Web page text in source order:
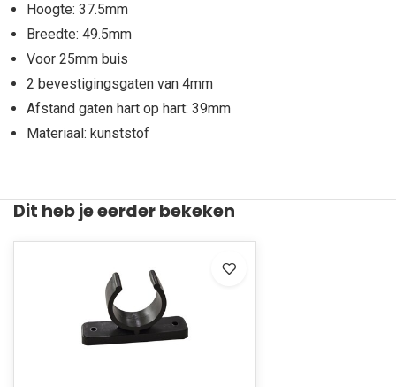
Hoogte: 37.5mm
Breedte: 49.5mm
Voor 25mm buis
2 bevestigingsgaten van 4mm
Afstand gaten hart op hart: 39mm
Materiaal: kunststof
Dit heb je eerder bekeken